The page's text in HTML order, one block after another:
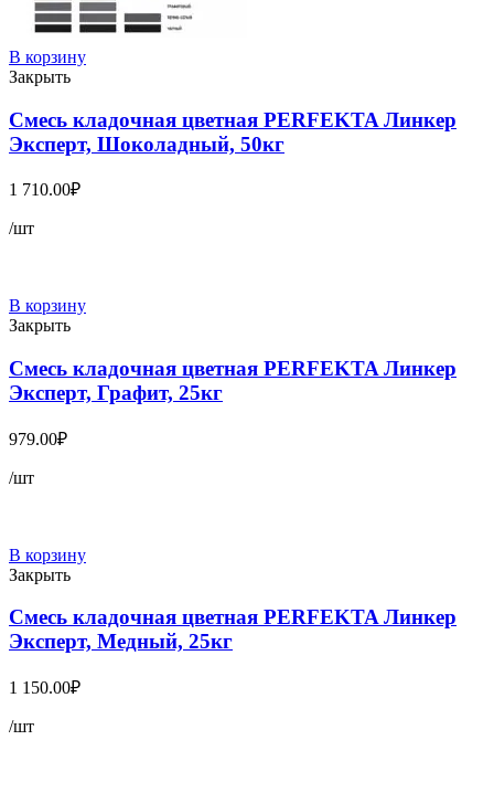
В корзину
Закрыть
Смесь кладочная цветная PERFEKTA Линкер
Эксперт, Шоколадный, 50кг
1 710.00₽
/шт
В корзину
Закрыть
Смесь кладочная цветная PERFEKTA Линкер
Эксперт, Графит, 25кг
979.00₽
/шт
В корзину
Закрыть
Смесь кладочная цветная PERFEKTA Линкер
Эксперт, Медный, 25кг
1 150.00₽
/шт